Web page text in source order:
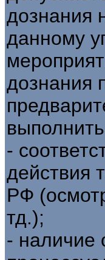
дознания
данному
дознания
-
действия
РФ
тд.);
- наличие